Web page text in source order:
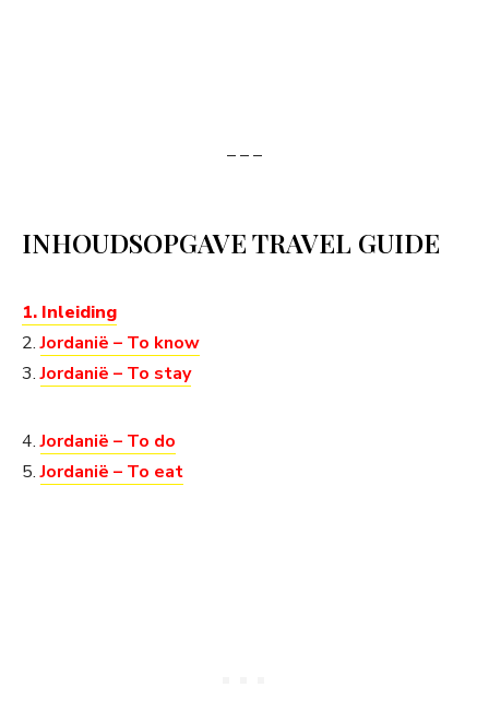
– – –
INHOUDSOPGAVE TRAVEL GUIDE
1. Inleiding
2.Jordanië – To know
3.Jordanië – To stay
4.Jordanië – To do
5.Jordanië – To eat